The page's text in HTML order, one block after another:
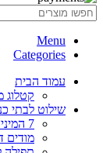
Menu
Categories
עמוד הבית
קטלוג
שילוט לבתי
7 המינים
מודים